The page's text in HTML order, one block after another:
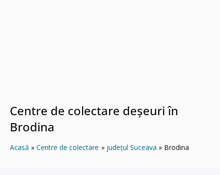
Centre de colectare deșeuri în
Brodina
Acasă Centre de colectare județul Suceava Brodina